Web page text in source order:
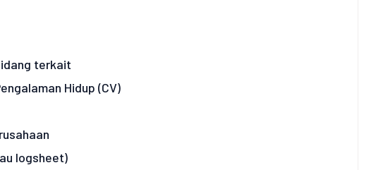
terkait
Hidup (CV)
logsheet)